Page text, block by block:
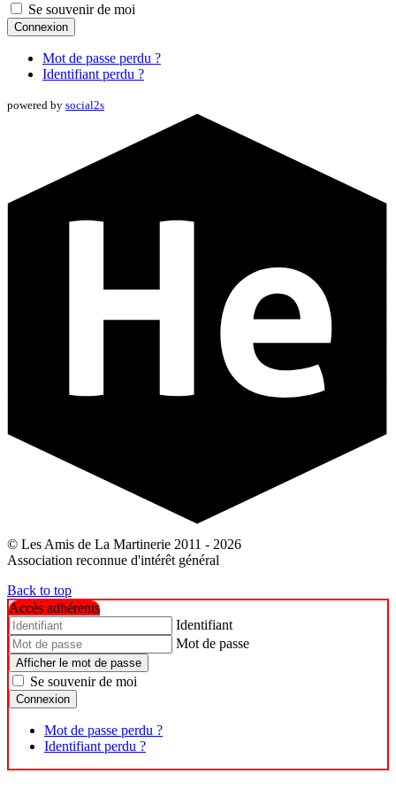
Se souvenir de moi
Connexion
Mot de passe perdu ?
Identifiant perdu ?
powered by social2s
© Les Amis de La Martinerie 2011 - 2026
Association reconnue d'intérêt général
Back to top
Accès adhérents
Identifiant
Mot de passe
Afficher le mot de passe
Se souvenir de moi
Connexion
Mot de passe perdu ?
Identifiant perdu ?